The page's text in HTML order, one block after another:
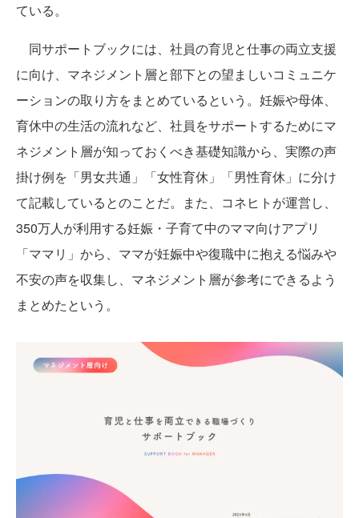
ている。
同サポートブックには、社員の育児と仕事の両立支援
に向け、マネジメント層と部下との望ましいコミュニケ
ーションの取り方をまとめているという。妊娠や母体、
育休中の生活の流れなど、社員をサポートするためにマ
ネジメント層が知っておくべき基礎知識から、実際の声
掛け例を「男女共通」「女性育休」「男性育休」に分け
て記載しているとのことだ。また、コネヒトが運営し、
350万人が利用する妊娠・子育て中のママ向けアプリ
「ママリ」から、ママが妊娠中や復職中に抱える悩みや
不安の声を収集し、マネジメント層が参考にできるよう
まとめたという。